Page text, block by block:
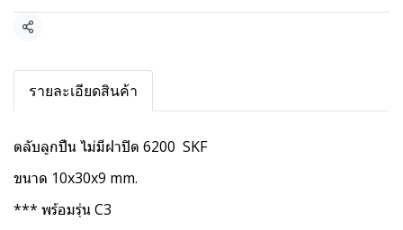
แชร์
รายละเอียดสินค้า
ตลับลูกปืน ไม่มีฝาปิด 6200 SKF
ขนาด 10x30x9 mm.
*** พร้อมรุ่น C3